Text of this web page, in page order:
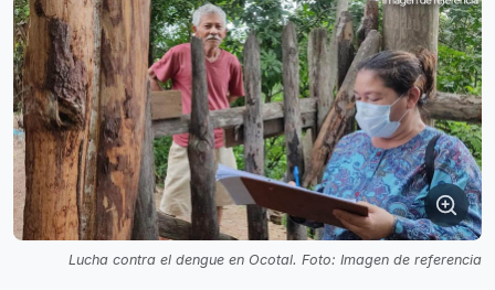
Lucha contra el dengue en Ocotal. Foto: Imagen de referencia